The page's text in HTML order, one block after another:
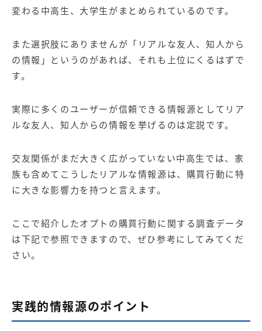
変わる中高生、大学生がまとめられているのです。
また選択肢にありませんが「リアルな友人、知人から
の情報」というのがあれば、それも上位にくるはずで
す。
実際に多くのユーザーが信頼できる情報源としてリア
ルな友人、知人からの情報を挙げるのは定説です。
交友関係がまだ大きく広がっていない中高生では、家
族も含めてこうしたリアルな情報源は、購買行動に特
に大きな影響力を持つと言えます。
ここで紹介したオプトの購買行動に関する調査データ
は下記で参照できますので、ぜひ参考にしてみてくだ
さい。
実践的情報源のポイント